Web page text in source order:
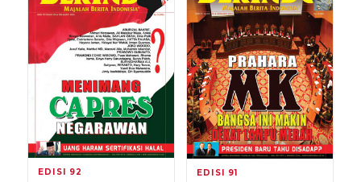
EDISI 92 EDISI 91